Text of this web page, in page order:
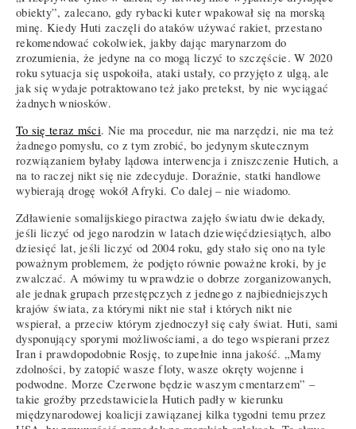
obiekty”, zalecano, gdy rybacki kuter wpakował się na morską
minę. Kiedy Huti zaczęli do ataków używać rakiet, przestano
rekomendować cokolwiek, jakby dając marynarzom do
zrozumienia, że jedyne na co mogą liczyć to szczęście. W 2020
roku sytuacja się uspokoiła, ataki ustały, co przyjęto z ulgą, ale
jak się wydaje potraktowano też jako pretekst, by nie wyciągać
żadnych wniosków.
To się teraz mści. Nie ma procedur, nie ma narzędzi, nie ma też
żadnego pomysłu, co z tym zrobić, bo jedynym skutecznym
rozwiązaniem byłaby lądowa interwencja i zniszczenie Hutich, a
na to raczej nikt się nie zdecyduje. Doraźnie, statki handlowe
wybierają drogę wokół Afryki. Co dalej – nie wiadomo.
Zdławienie somalijskiego piractwa zajęło światu dwie dekady,
jeśli liczyć od jego narodzin w latach dziewięćdziesiątych, albo
dziesięć lat, jeśli liczyć od 2004 roku, gdy stało się ono na tyle
poważnym problemem, że podjęto równie poważne kroki, by je
zwalczać. A mówimy tu wprawdzie o dobrze zorganizowanych,
ale jednak grupach przestępczych z jednego z najbiedniejszych
krajów świata, za którymi nikt nie stał i których nikt nie
wspierał, a przeciw którym zjednoczył się cały świat. Huti, sami
dysponujący sporymi możliwościami, a do tego wspierani przez
Iran i prawdopodobnie Rosję, to zupełnie inna jakość. „Mamy
zdolności, by zatopić wasze floty, wasze okręty wojenne i
podwodne. Morze Czerwone będzie waszym cmentarzem” –
takie groźby przedstawiciela Hutich padły w kierunku
międzynarodowej koalicji zawiązanej kilka tygodni temu przez